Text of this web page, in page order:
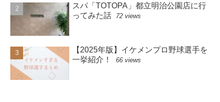
スパ「TOTOPA」都立明治公園店に行
ってみた話
72 views
【2025年版】イケメンプロ野球選手を
一挙紹介！
66 views